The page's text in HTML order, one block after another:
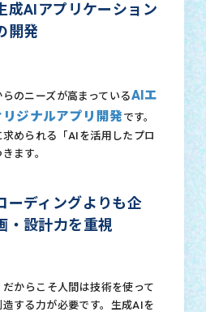
成AIアプリケーション
開発
のニーズが高まっているAIエ
ジナルアプリ開発です。
められる「AIを活用したプロ
ます。
ーディングよりも企
・設計力を重視
からこそ人間は技術を使って
する力が必要です。生成AIを